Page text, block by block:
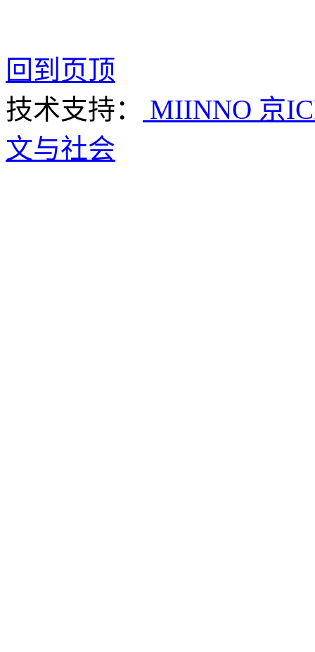
回到页顶
技术支持：
MIINNO 京
文与社会